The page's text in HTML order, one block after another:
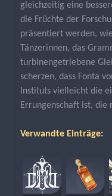
gleichzeitig eine
die Früchte der
präsentiert werden,
Tänzerinnen, das
turbinengetriebene
scherzen, dass Fonta
Instituts vielleicht die
Errungenschaft ist,
Verwandte Einträge: